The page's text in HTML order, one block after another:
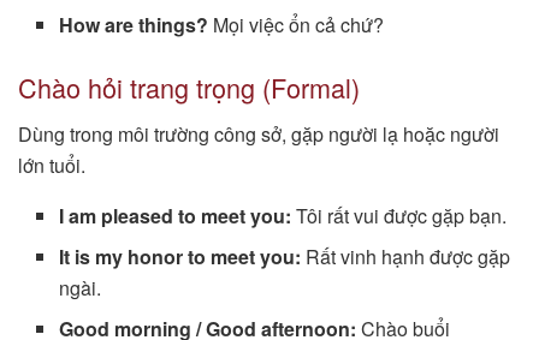
How are things? Mọi việc ổn cả chứ?
Chào hỏi trang trọng (Formal)
Dùng trong môi trường công sở, gặp người lạ hoặc người
lớn tuổi.
I am pleased to meet you: Tôi rất vui được gặp bạn.
It is my honor to meet you: Rất vinh hạnh được gặp
ngài.
Good morning / Good afternoon: Chào buổi